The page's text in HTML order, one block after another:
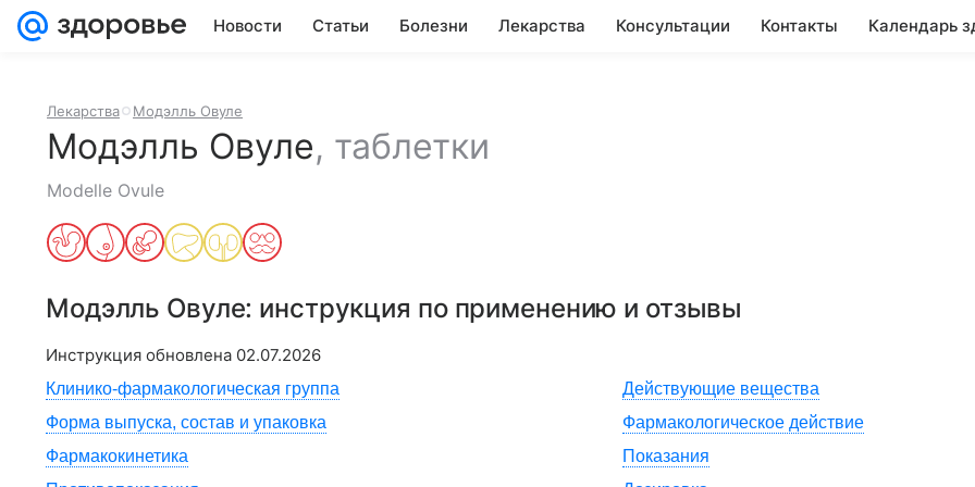
Новости Статьи Болезни Лекарства Консультации Контакты Календарь
Лекарства Модэлль Овуле
Модэлль Овуле, таблетки
Modelle Ovule
Модэлль Овуле: инструкция по применению и отзывы
Инструкция обновлена 02.07.2026
Клинико-фармакологическая группа
Действующие вещества
Форма выпуска, состав и упаковка
Фармакологическое действие
Фармакокинетика
Показания